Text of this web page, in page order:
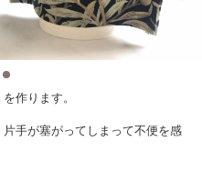
作ります。
手が塞がってしまって不便を感